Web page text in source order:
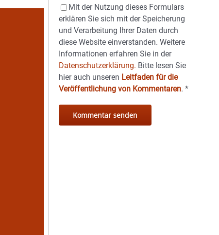
Mit der Nutzung dieses Formulars
erklären Sie sich mit der Speicherung
und Verarbeitung Ihrer Daten durch
diese Website einverstanden. Weitere
Informationen erfahren Sie in der
Datenschutzerklärung. Bitte lesen Sie
hier auch unseren Leitfaden für die
Veröffentlichung von Kommentaren.*